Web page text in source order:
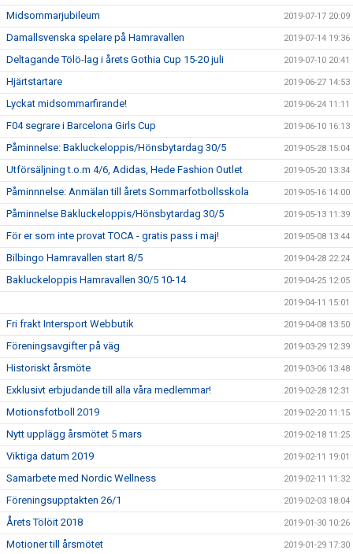
Midsommarjubileum 2019-07-17 20:09
Damallsvenska spelare på Hamravallen 2019-07-14 19:36
Deltagande Tölö-lag i årets Gothia Cup 15-20 juli 2019-07-10 20:41
Hjärtstartare 2019-06-27 14:53
Lyckat midsommarfirande! 2019-06-24 11:11
F04 segrare i Barcelona Girls Cup 2019-06-10 16:13
Påminnelse: Bakluckeloppis/Hönsbytardag 30/5 2019-05-28 15:04
Utförsäljning t.o.m 4/6, Adidas, Hede Fashion Outlet 2019-05-20 13:34
Påminnnelse: Anmälan till årets Sommarfotbollsskola 2019-05-16 14:00
Påminnelse Bakluckeloppis/Hönsbytardag 30/5 2019-05-13 11:39
För er som inte provat TOCA - gratis pass i maj! 2019-05-08 13:44
Bilbingo Hamravallen start 8/5 2019-04-28 22:24
Bakluckeloppis Hamravallen 30/5 10-14 2019-04-25 12:05
2019-04-11 15:01
Fri frakt Intersport Webbutik 2019-04-08 13:50
Föreningsavgifter på väg 2019-03-29 12:39
Historiskt årsmöte 2019-03-06 13:48
Exklusivt erbjudande till alla våra medlemmar! 2019-02-28 12:31
Motionsfotboll 2019 2019-02-20 11:15
Nytt upplägg årsmötet 5 mars 2019-02-18 11:25
Viktiga datum 2019 2019-02-11 19:01
Samarbete med Nordic Wellness 2019-02-11 11:32
Föreningsupptakten 26/1 2019-02-03 18:04
Årets Tölöit 2018 2019-01-30 10:26
Motioner till årsmötet 2019-01-29 17:30